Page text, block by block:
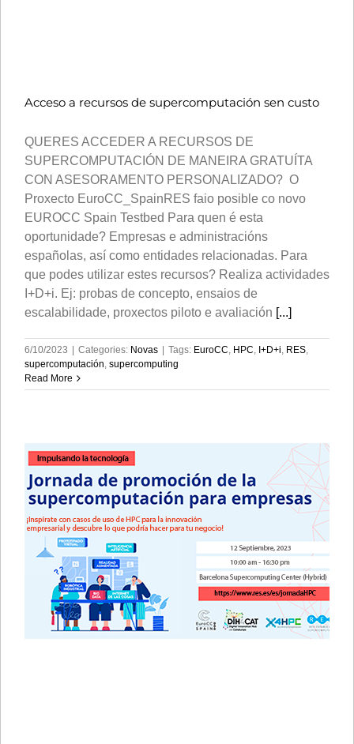
Acceso a recursos de supercomputación sen custo
QUERES ACCEDER A RECURSOS DE
SUPERCOMPUTACIÓN DE MANEIRA GRATUÍTA
CON ASESORAMENTO PERSONALIZADO? O
Proxecto EuroCC_SpainRES faio posible co novo
EUROCC Spain Testbed Para quen é esta
oportunidade? Empresas e administracións
españolas, así como entidades relacionadas. Para
que podes utilizar estes recursos? Realiza actividades
I+D+i. Ej: probas de concepto, ensaios de
escalabilidade, proxectos piloto e avaliación [...]
6/10/2023 | Categories: Novas | Tags: EuroCC HPC I+D+i RES
supercomputación supercomputing
Read More